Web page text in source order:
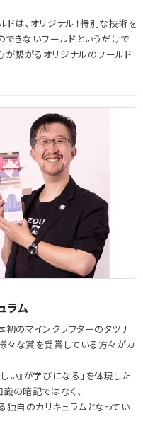
ドは、オリジナル！特別な技術を
できないワールドというだけで
繋がるオリジナルのワールド
ラム
のマインクラフターのタツナ
々な賞を受賞している方々がカ
い』が学びになる」を体現した
の暗記ではなく、
自のカリキュラムとなってい